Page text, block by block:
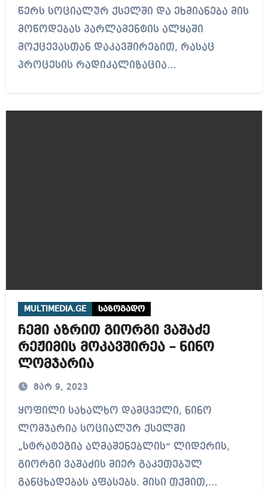
წერს სოციალურ ქსელში და ეხმიანება მის
მოწოდებას პარლამენტის ალყაში
მოქცევასთან დაკავშირებით, რასაც
პროცესის რადიკალიზაცია…
MULTIMEDIA.GE საზოგადო
ჩემი აზრით გიორგი ვაშაძე
რეჟიმის მოკავშირეა – ნინო
ლომჯარია
მარ 9, 2023
ყოფილი სახალხო დამცველი, ნინო
ლომჯარია სოციალურ ქსელში
„სტრატეგია აღმაშენებლის“ ლიდერის,
გიორგი ვაშაძის მიერ გაკეთებულ
განცხადებას აფასებს. მისი თქმით,…